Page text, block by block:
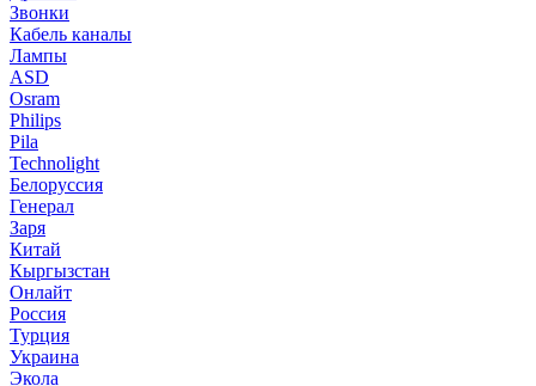
Звонки
Кабель каналы
Лампы
ASD
Osram
Philips
Pila
Technolight
Белоруссия
Генерал
Заря
Китай
Кыргызстан
Онлайт
Россия
Турция
Украина
Экола